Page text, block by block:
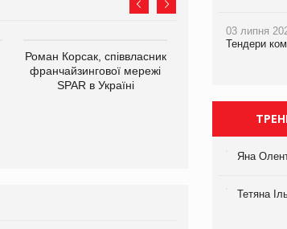
Роман Корсак, співвласник
франчайзингової мережі
SPAR в Україні
03 липня
Тендери
Яна
Тетяна